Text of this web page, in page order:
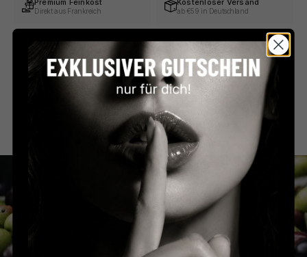
Direkt aus Frankreich ab €59 in Deutschland
Persönlicher Service Sicher bezahlen